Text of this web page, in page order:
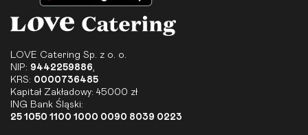
LOVE Catering Sp. z o. o.
NIP: 9442259886,
KRS: 0000736485
Kapitał Zakładowy: 45000 zł
ING Bank Śląski:
25 1050 1100 1000 0090 8039 0223